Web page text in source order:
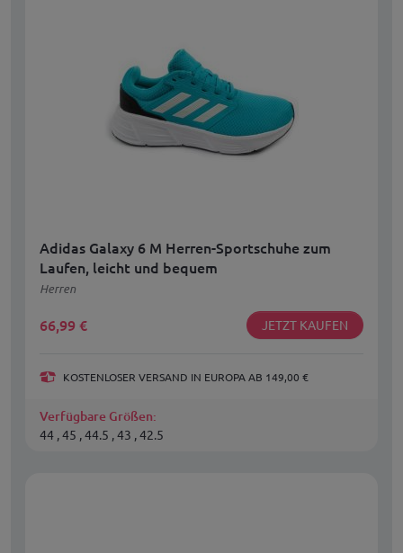
Adidas Galaxy 6 M Herren-Sportschuhe zum
Laufen, leicht und bequem
Herren
66,99 € JETZT KAUFEN
KOSTENLOSER VERSAND IN EUROPA AB 149,00 €
Verfügbare Größen:
44 , 45 , 44.5 , 43 , 42.5